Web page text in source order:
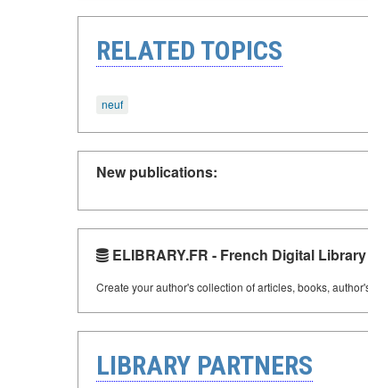
RELATED TOPICS
neuf
New publications:
ELIBRARY.FR - French Digital Library
Create your author's collection of articles, books,
LIBRARY PARTNERS